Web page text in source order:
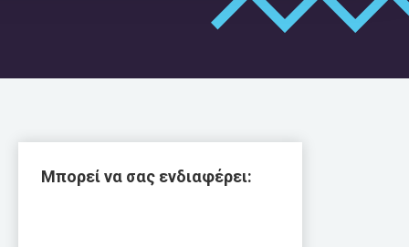
Μπορεί να σας ενδιαφέρει: